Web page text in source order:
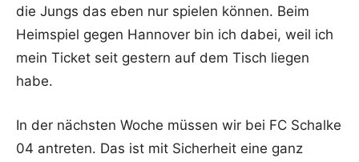
die Jungs das eben nur spielen können. Beim
Heimspiel gegen Hannover bin ich dabei, weil ich
mein Ticket seit gestern auf dem Tisch liegen
habe.
In der nächsten Woche müssen wir bei FC Schalke
04 antreten. Das ist mit Sicherheit eine ganz